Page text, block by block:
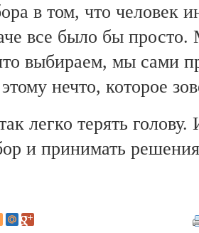
в том, что человек
все было бы
выбираем, мы сами
нечто, которое
легко терять голову.
и принимать